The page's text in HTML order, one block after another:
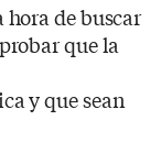
hora de buscar
que la
y que sean